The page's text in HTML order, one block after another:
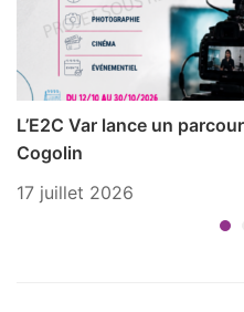
L’E2C Var lance un
Cogolin
17 juillet 2026